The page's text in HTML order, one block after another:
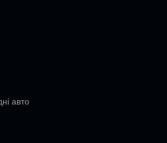
авто